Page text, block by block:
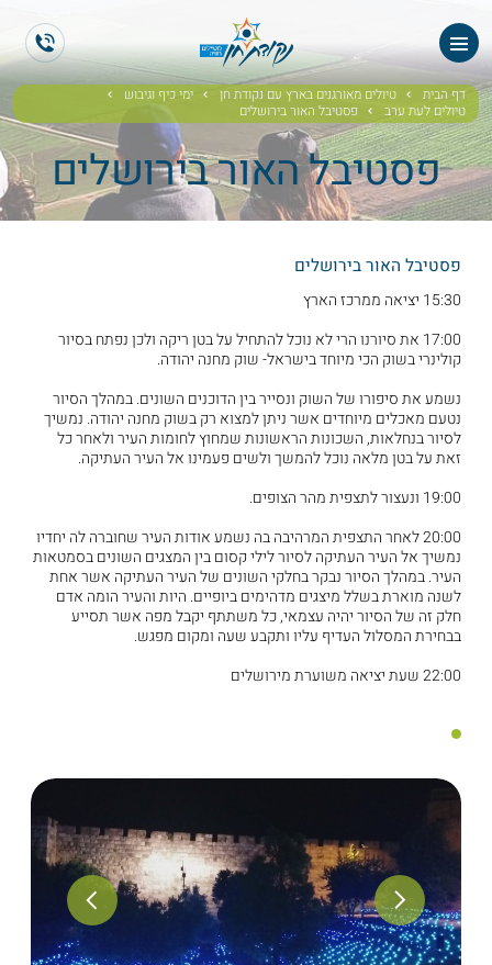
דף הבית טיולים מאורגנים בארץ עם נקודת חן
ימי כיף וגיבוש
טיולים לעת ערב
פסטיבל האור בירושלים
פסטיבל האור בירושלים
פסטיבל האור בירושלים
15:30 יציאה ממרכז הארץ
17:00 את סיורנו הרי לא נוכל להתחיל על בטן ריקה ולכן נפתח בסיור
קולינרי בשוק הכי מיוחד בישראל- שוק מחנה יהודה.
נשמע את סיפורו של השוק ונסייר בין הדוכנים השונים. במהלך הסיור
נטעם מאכלים מיוחדים אשר ניתן למצוא רק בשוק מחנה יהודה. נמשיך
לסיור בנחלאות, השכונות הראשונות שמחוץ לחומות העיר ולאחר כל
זאת על בטן מלאה נוכל להמשך ולשים פעמינו אל העיר העתיקה.
19:00 ונעצור לתצפית מהר הצופים.
20:00 לאחר התצפית המרהיבה בה נשמע אודות העיר שחוברה לה יחדיו
נמשיך אל העיר העתיקה לסיור לילי קסום בין המצגים השונים בסמטאות
העיר. במהלך הסיור נבקר בחלקי השונים של העיר העתיקה אשר אחת
לשנה מוארת בשלל מיצגים מדהימים ביופיים. היות והעיר הומה אדם
חלק זה של הסיור יהיה עצמאי, כל משתתף יקבל מפה אשר תסייע
בבחירת המסלול העדיף עליו ותקבע שעה ומקום מפגש.
22:00 שעת יציאה משוערת מירושלים
ראשי
אודותנו
טיולי תיירים
הטיולים שלנו
גלריית תמונות
גלריית וידאו
צור קשר
EN
ES